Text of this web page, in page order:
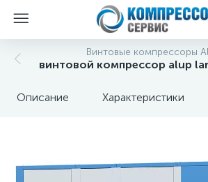
Винтовые компрессоры
винтовой компрессор alup
Описание Характеристики